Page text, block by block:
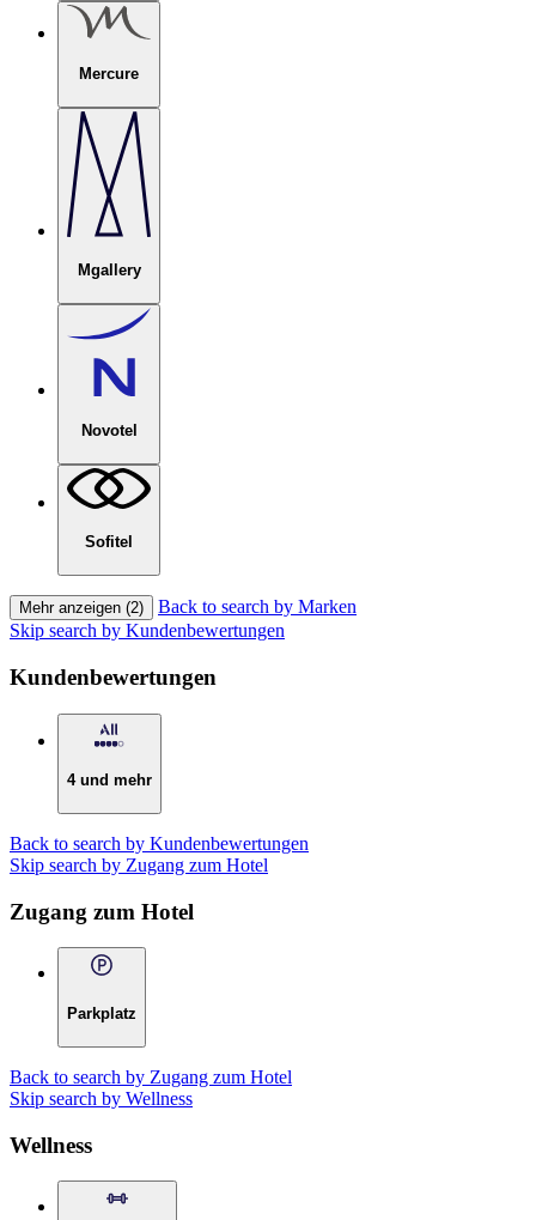
Mercure
Mgallery
Novotel
Sofitel
Mehr anzeigen (2)
Back to search by Marken
Skip search by Kundenbewertungen
Kundenbewertungen
4 und mehr
Back to search by Kundenbewertungen
Skip search by Zugang zum Hotel
Zugang zum Hotel
Parkplatz
Back to search by Zugang zum Hotel
Skip search by Wellness
Wellness